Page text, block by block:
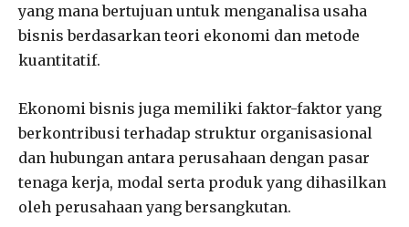
yang mana bertujuan untuk menganalisa usaha
bisnis berdasarkan teori ekonomi dan metode
kuantitatif.
Ekonomi bisnis juga memiliki faktor-faktor yang
berkontribusi terhadap struktur organisasional
dan hubungan antara perusahaan dengan pasar
tenaga kerja, modal serta produk yang dihasilkan
oleh perusahaan yang bersangkutan.